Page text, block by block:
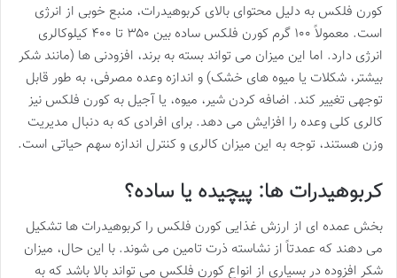
کورن فلکس به دلیل محتوای بالای کربوهیدرات، منبع خوبی از انرژی
است. معمولاً ۱۰۰ گرم کورن فلکس ساده بین ۳۵۰ تا ۴۰۰ کیلوکالری
انرژی دارد. اما این میزان می تواند بسته به برند، افزودنی ها (مانند شکر
بیشتر، شکلات یا میوه های خشک) و اندازه وعده مصرفی، به طور قابل
توجهی تغییر کند. اضافه کردن شیر، میوه، یا آجیل به کورن فلکس نیز
کالری کلی وعده را افزایش می دهد. برای افرادی که به دنبال مدیریت
وزن هستند، توجه به این میزان کالری و کنترل اندازه سهم حیاتی است.
کربوهیدرات ها: پیچیده یا ساده؟
بخش عمده ای از ارزش غذایی کورن فلکس را کربوهیدرات ها تشکیل
می دهند که عمدتاً از نشاسته ذرت تامین می شوند. با این حال، میزان
شکر افزوده در بسیاری از انواع کورن فلکس می تواند بالا باشد که به